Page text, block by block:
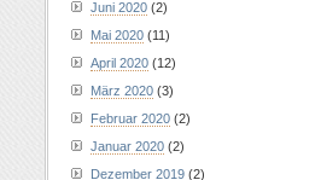
Juni 2020 (2)
Mai 2020 (11)
April 2020 (12)
März 2020 (3)
Februar 2020 (2)
Januar 2020 (2)
Dezember 2019 (2)